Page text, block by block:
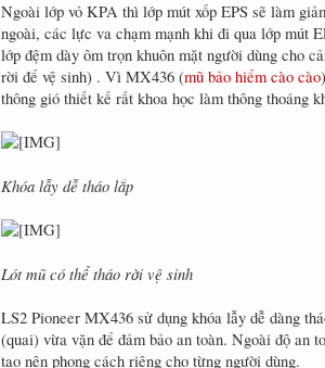
Ngoài lớp vỏ KPA thì lớp mút xốp EPS sẽ làm
ngoài, các lực va chạm mạnh khi đi qua lớp mút
lớp đệm dày ôm trọn khuôn mặt người dùng cho
rời để vệ sinh) . Vì MX436 (mũ bảo hiểm cào cào
thông gió thiết kế rất khoa học làm thông thoáng
Khóa lẫy dễ tháo lắp
Lót mũ có thể tháo rời vệ sinh
LS2 Pioneer MX436 sử dụng khóa lẫy dễ dàng
(quai) vừa vặn để đảm bảo an toàn. Ngoài độ an
tạo nên phong cách riêng cho từng người dùng.